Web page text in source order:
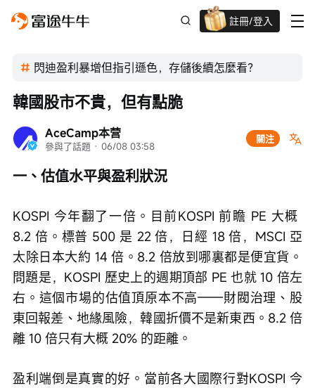
註冊/登入
迎新驚喜賞 股票/BTC等任你揀!
閃迪盈利暴增但指引遜色，存儲後續怎麼看？
AceCamp本营
參與了話題 · 06/08 03:58
關注
韓國股市不貴，但有點脆
一、估值水平與盈利狀況
KOSPI 今年翻了一倍。目前KOSPI 前瞻 PE 大概
8.2 倍。標普 500 是 22 倍，日經 18 倍，MSCI 亞
太除日本大約 14 倍。8.2 倍放到哪裏都是便宜貨。
問題是，KOSPI 歷史上的週期頂部 PE 也就 10 倍左
右。這個市場的估值頂原本不高——財閥治理、股
東回報差、地緣風險，韓國折價不是新東西。8.2 倍
離 10 倍只有大概 20% 的距離。
盈利端倒是真實的好。當前各大國際行對KOSPI 今